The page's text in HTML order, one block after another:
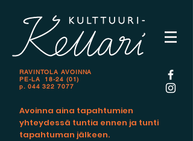
RAVINTOLA AVOINNA
PE-LA 18-24 (01)
p. 044 322 7077
Avoinna aina tapahtumien
yhteydessä tuntia ennen ja tunti
tapahtuman jälkeen.